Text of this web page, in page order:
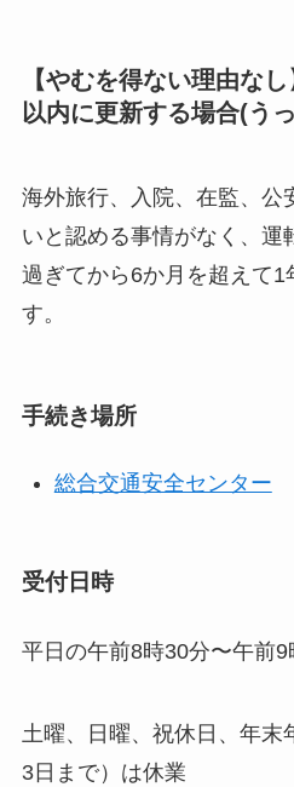
【やむを得ない理由な
以内に更新する場合(う
海外旅行、入院、在監、公
いと認める事情がなく、運
過ぎてから6か月を超えて
す。
手続き場所
総合交通安全センター
受付日時
平日の午前8時30分〜午前9
土曜、日曜、祝休日、年末
3日まで）は休業